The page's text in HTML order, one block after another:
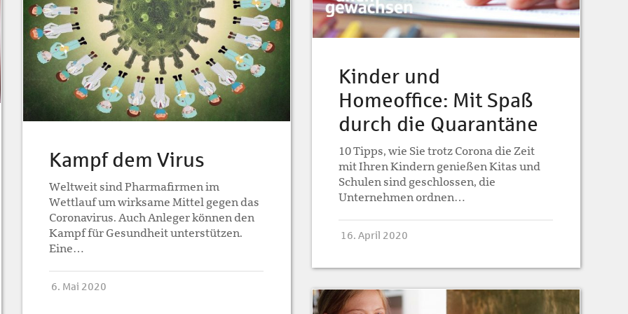
Kampf dem Virus
Weltweit sind Pharmafirmen im
Wettlauf um wirksame Mittel gegen das
Coronavirus. Auch Anleger können den
Kampf für Gesundheit unterstützen.
Eine…
6. Mai 2020
Kinder und
Homeoffice: Mit Spaß
durch die Quarantäne
10 Tipps, wie Sie trotz Corona die Zeit
mit Ihren Kindern genießen Kitas und
Schulen sind geschlossen, die
Unternehmen ordnen…
16. April 2020